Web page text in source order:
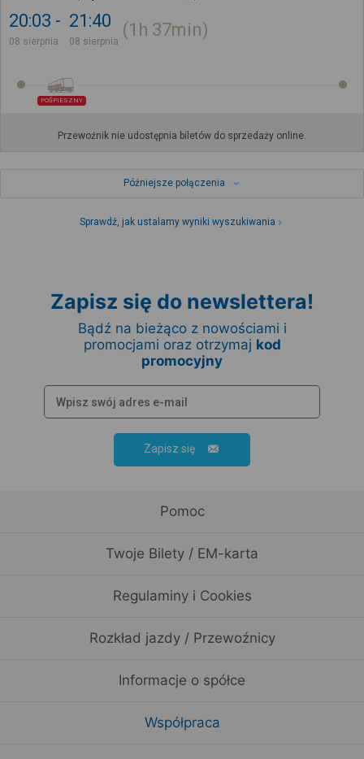
20:03
08 sierpnia
21:40
08 sierpnia
1h 37min
POŚPIESZNY
Przewoźnik nie udostępnia biletów do sprzedaży online.
Późniejsze połączenia
Sprawdź, jak ustalamy wyniki wyszukiwania
Zapisz się do newslettera!
Bądź na bieżąco z nowościami i
promocjami oraz otrzymaj kod
promocyjny
Zapisz się
Pomoc
Twoje Bilety / EM-karta
Regulaminy i Cookies
Rozkład jazdy / Przewoźnicy
Informacje o spółce
Współpraca